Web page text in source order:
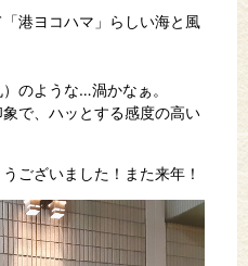
港ヨコハマ」らしい海と風
ような…渦かなぁ。
で、ハッとする感度の高い
ございました！また来年！